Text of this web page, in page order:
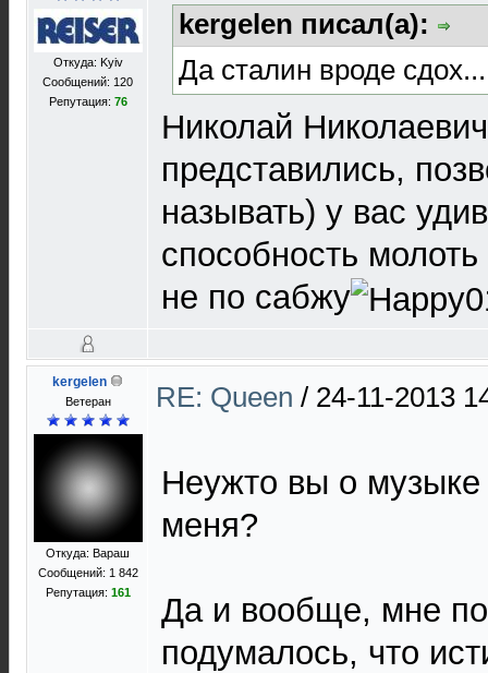
Откуда: Kyiv
Сообщений: 120
Репутация: 76
kergelen писал(а):
Да сталин вроде сдох...
Николай
представились,
называть) у вас
способность
не по сабжу
kergelen
Ветеран
Откуда: Вараш
Сообщений: 1 842
Репутация: 161
RE: Queen / 24-11-2013
Неужто вы о
меня?
Да и вообще, мне
подумалось, что